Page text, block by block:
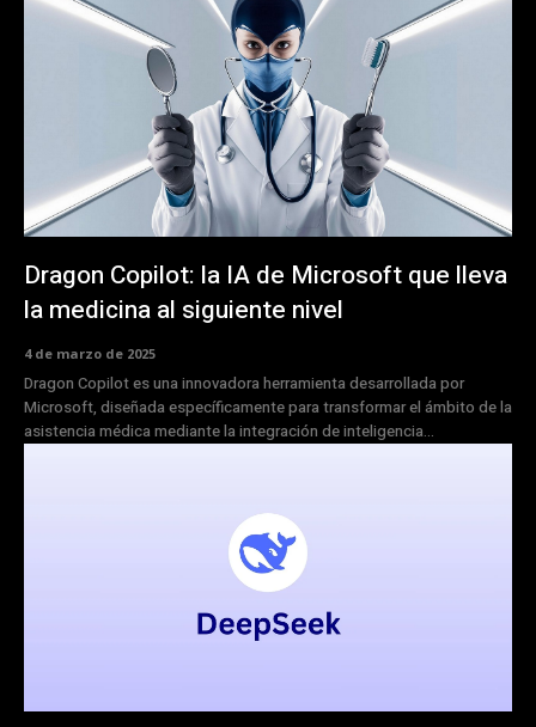
Dragon Copilot: la IA de Microsoft que lleva
la medicina al siguiente nivel
4 de marzo de 2025
Dragon Copilot es una innovadora herramienta desarrollada por
Microsoft, diseñada específicamente para transformar el ámbito de la
asistencia médica mediante la integración de inteligencia...